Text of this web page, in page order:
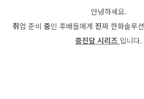
안녕하세요.
취업 준비 중인 후배들에게 진짜 한화솔루션
중진담 시리즈 입니다.